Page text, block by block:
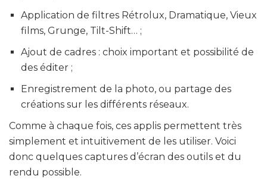
Application de filtres Rétrolux, Dramatique, Vieux
films, Grunge, Tilt-Shift… ;
Ajout de cadres : choix important et possibilité de
des éditer ;
Enregistrement de la photo, ou partage des
créations sur les différents réseaux.
Comme à chaque fois, ces applis permettent très
simplement et intuitivement de les utiliser. Voici
donc quelques captures d’écran des outils et du
rendu possible.